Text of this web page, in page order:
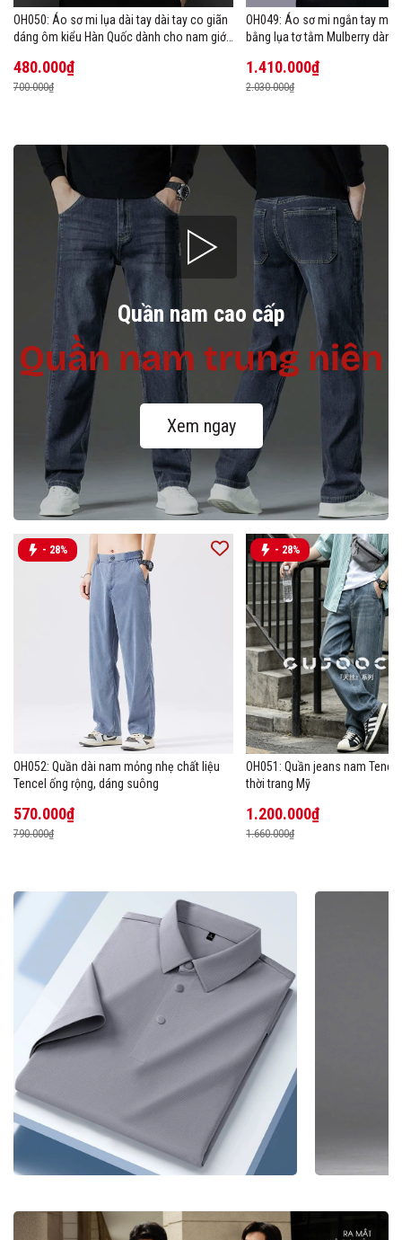
OH050: Áo sơ mi lụa dài tay dài tay co giãn
dáng ôm kiểu Hàn Quốc dành cho nam giới,
480.000₫
700.000₫
OH049: Áo sơ mi ngắn tay
bằng lụa tơ tằm Mulberry
1.410.000₫
2.030.000₫
- 28%
OH052: Quần dài nam mỏng nhẹ chất liệu
Tencel ống rộng, dáng suông
570.000₫
790.000₫
- 28%
OH051: Quần jeans nam
thời trang Mỹ
1.200.000₫
1.660.000₫
Quần nam cao cấp
Quần nam trung niên
Xem ngay